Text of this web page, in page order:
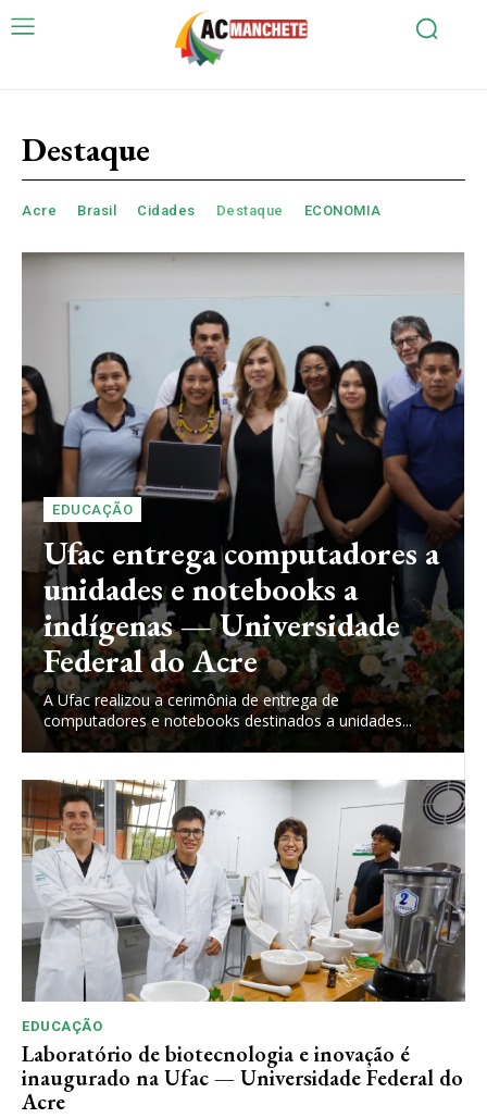
Destaque
Acre Brasil Cidades Destaque ECONOMIA
EDUCAÇÃO
Ufac entrega computadores a
unidades e notebooks a
indígenas — Universidade
Federal do Acre
A Ufac realizou a cerimônia de entrega de
computadores e notebooks destinados a unidades...
EDUCAÇÃO
Laboratório de biotecnologia e inovação é
inaugurado na Ufac — Universidade Federal do
Acre